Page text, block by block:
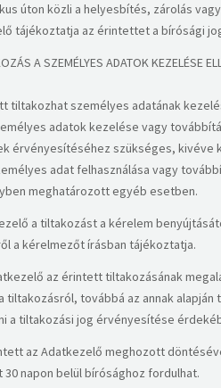
úton közli a helyesbítés, zárolás
tájékoztatja az érintettet a bírósági
A SZEMÉLYES ADATOK KEZELÉSE
tiltakozhat személyes adatának
adatok kezelése vagy
érvényesítéséhez szükséges, kivéve
adat felhasználása vagy
meghatározott egyéb esetben.
a tiltakozást a kérelem
a kérelmezőt írásban tájékoztatja.
az érintett tiltakozásának
tiltakozásról, továbbá az annak
a tiltakozási jog érvényesítése
az Adatkezelő meghozott
napon belül bírósághoz fordulhat.